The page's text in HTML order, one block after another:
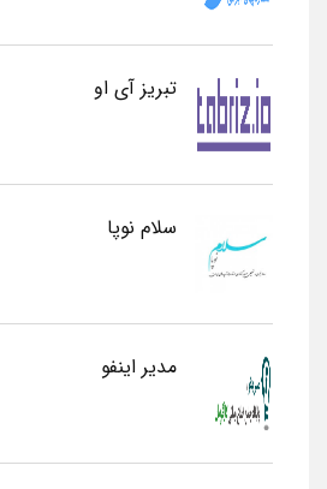
تبریز آی او
سلام نوپا
مدیر اینفو